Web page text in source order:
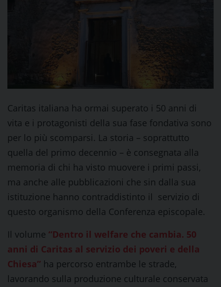
Caritas italiana ha ormai superato i 50 anni di
vita e i protagonisti della sua fase fondativa sono
per lo più scomparsi. La storia – soprattutto
quella del primo decennio – è consegnata alla
memoria di chi ha visto muovere i primi passi,
ma anche alle pubblicazioni che sin dalla sua
istituzione hanno contraddistinto il servizio di
questo organismo della Conferenza episcopale.
Il volume “Dentro il welfare che cambia. 50
anni di Caritas al servizio dei poveri e della
Chiesa” ha percorso entrambe le strade,
lavorando sulla produzione culturale conservata